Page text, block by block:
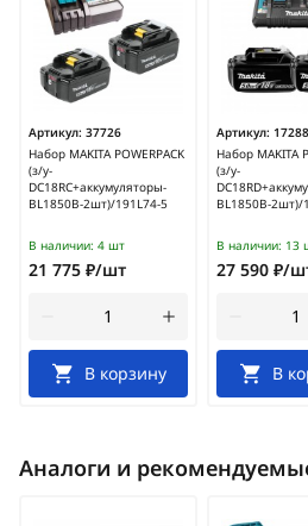
Артикул: 37726
Набор MAKITA POWERPACK
(з/у-
DC18RC+аккумуляторы-
BL1850B-2шт)/191L74-5
В наличии: 4 шт
21 775 ₽/шт
В корзину
Артикул: 17288
Набор MAKITA
(з/у-
BL1850B-2шт)/
В наличии: 13
27 590 ₽/
В
Аналоги и